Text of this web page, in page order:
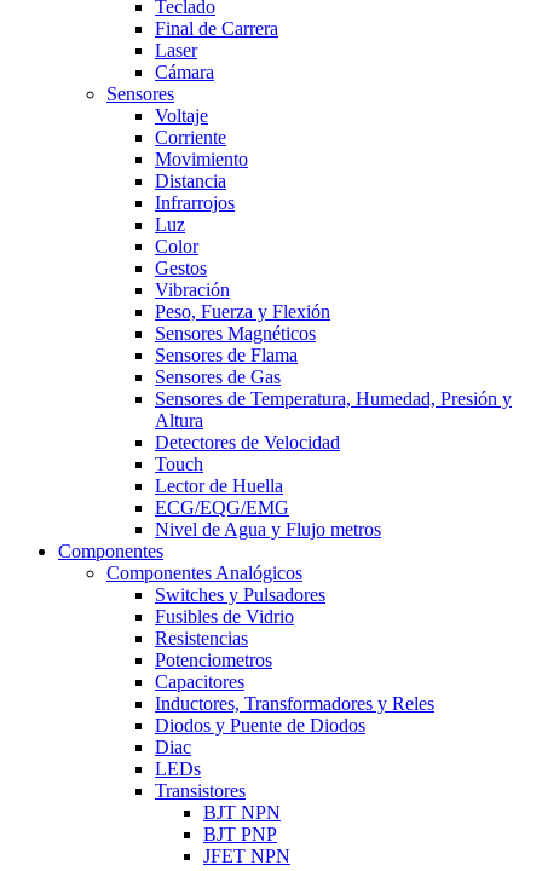
Teclado
Final de Carrera
Laser
Cámara
Sensores
Voltaje
Corriente
Movimiento
Distancia
Infrarrojos
Luz
Color
Gestos
Vibración
Peso, Fuerza y Flexión
Sensores Magnéticos
Sensores de Flama
Sensores de Gas
Sensores de Temperatura, Humedad, Presión y
Altura
Detectores de Velocidad
Touch
Lector de Huella
ECG/EQG/EMG
Nivel de Agua y Flujo metros
Componentes
Componentes Analógicos
Switches y Pulsadores
Fusibles de Vidrio
Resistencias
Potenciometros
Capacitores
Inductores, Transformadores y Reles
Diodos y Puente de Diodos
Diac
LEDs
Transistores
BJT NPN
BJT PNP
JFET NPN